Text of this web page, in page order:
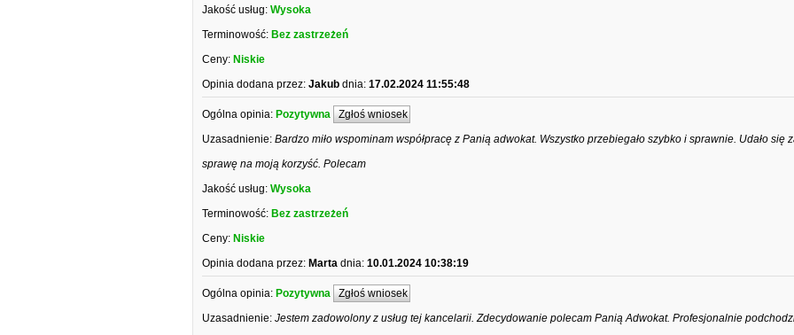
Jakość usług: Wysoka
Terminowość: Bez zastrzeżeń
Ceny: Niskie
Opinia dodana przez: Jakub dnia: 17.02.2024 11:55:48
Ogólna opinia: Pozytywna Zgłoś wniosek
Uzasadnienie: Bardzo miło wspominam współpracę z Panią adwokat. Wszystko przebiegało szybko i sprawnie. Udało się
sprawę na moją korzyść. Polecam
Jakość usług: Wysoka
Terminowość: Bez zastrzeżeń
Ceny: Niskie
Opinia dodana przez: Marta dnia: 10.01.2024 10:38:19
Ogólna opinia: Pozytywna Zgłoś wniosek
Uzasadnienie: Jestem zadowolony z usług tej kancelarii. Zdecydowanie polecam Panią Adwokat. Profesjonalnie